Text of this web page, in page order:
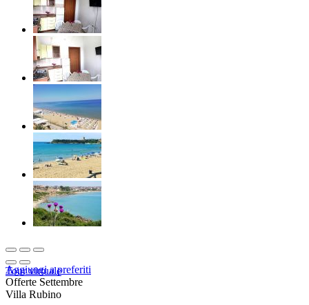
Tour virtuale
Aggiungi a preferiti
Offerte Settembre
Villa Rubino